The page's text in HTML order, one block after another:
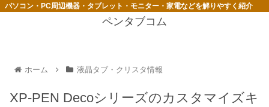
パソコン・PC周辺機器・タブレット・モニター・家電などを解りやすく紹介
ペンタブコム
ホーム 液晶タブ・クリスタ情報
XP-PEN Decoシリーズのカスタマイズキ